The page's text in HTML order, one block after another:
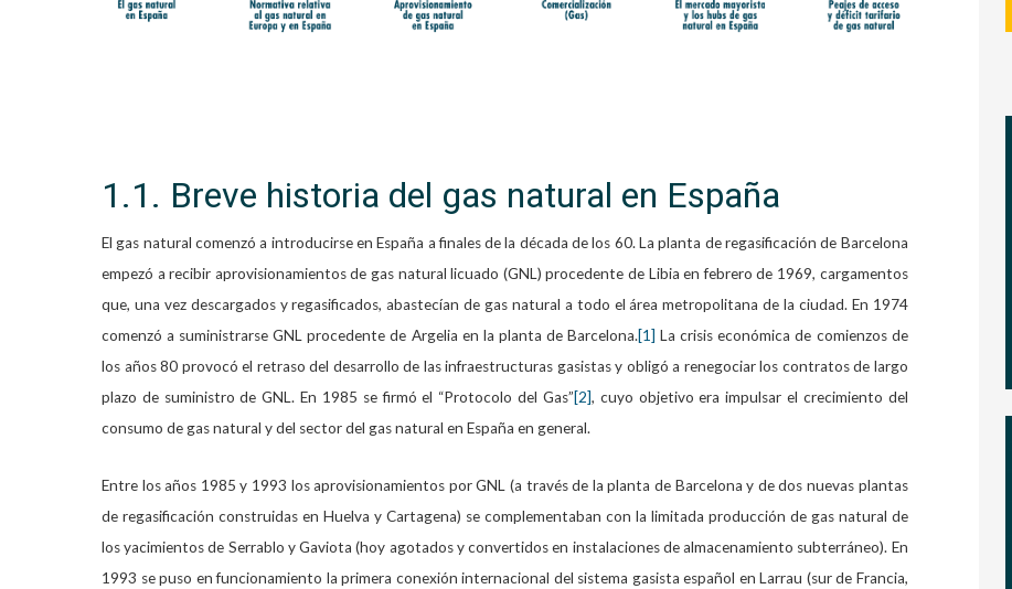
1.1. Breve historia del gas natural en España
El gas natural comenzó a introducirse en España a finales de la década de los 60. La planta de regasificación de Barcelona
empezó a recibir aprovisionamientos de gas natural licuado (GNL) procedente de Libia en febrero de 1969, cargamentos
que, una vez descargados y regasificados, abastecían de gas natural a todo el área metropolitana de la ciudad. En 1974
comenzó a suministrarse GNL procedente de Argelia en la planta de Barcelona.[1] La crisis económica de comienzos de
los años 80 provocó el retraso del desarrollo de las infraestructuras gasistas y obligó a renegociar los contratos de largo
plazo de suministro de GNL. En 1985 se firmó el “Protocolo del Gas”[2], cuyo objetivo era impulsar el crecimiento del
consumo de gas natural y del sector del gas natural en España en general.
Entre los años 1985 y 1993 los aprovisionamientos por GNL (a través de la planta de Barcelona y de dos nuevas plantas
de regasificación construidas en Huelva y Cartagena) se complementaban con la limitada producción de gas natural de
los yacimientos de Serrablo y Gaviota (hoy agotados y convertidos en instalaciones de almacenamiento subterráneo). En
1993 se puso en funcionamiento la primera conexión internacional del sistema gasista español en Larrau (sur de Francia,